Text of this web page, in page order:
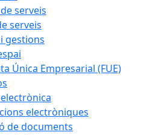
serveis
serveis
gestions
Única Empresarial (FUE)
electròniques
de documents